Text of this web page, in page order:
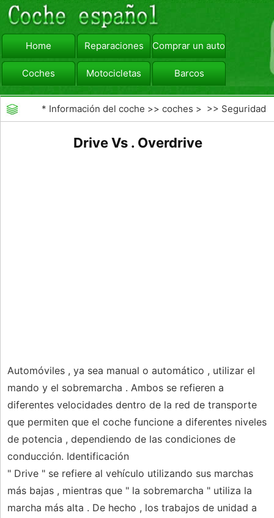
Home Reparaciones Comprar un automóvil
Coches Motocicletas Barcos
viajar Camiones
* Información del coche >>coches > >> Seguridad
Drive Vs . Overdrive
Automóviles , ya sea manual o automático , utilizar el
mando y el sobremarcha . Ambos se refieren a
diferentes velocidades dentro de la red de transporte
que permiten que el coche funcione a diferentes niveles
de potencia , dependiendo de las condiciones de
conducción. Identificación
" Drive " se refiere al vehículo utilizando sus marchas
más bajas , mientras que " la sobremarcha " utiliza la
marcha más alta . De hecho , los trabajos de unidad a